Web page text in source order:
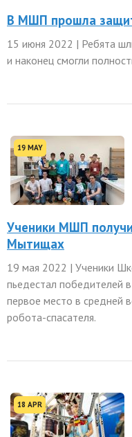
В МШП прошла
15 июня 2022 | Ребята
и наконец смогли
19 MAY
Ученики МШП
Мытищах
19 мая 2022 | Ученики
пьедестал победителей
первое место в средней
робота-спасателя.
18 APR